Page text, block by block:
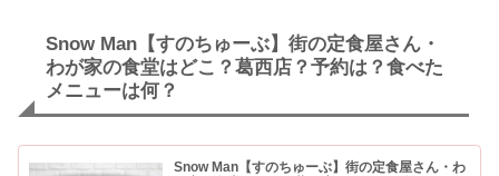
Snow Man【すのちゅーぶ】街の定食屋さん・
わが家の食堂はどこ？葛西店？予約は？食べた
メニューは何？
Snow Man【すのちゅーぶ】街の定食屋さん・わ